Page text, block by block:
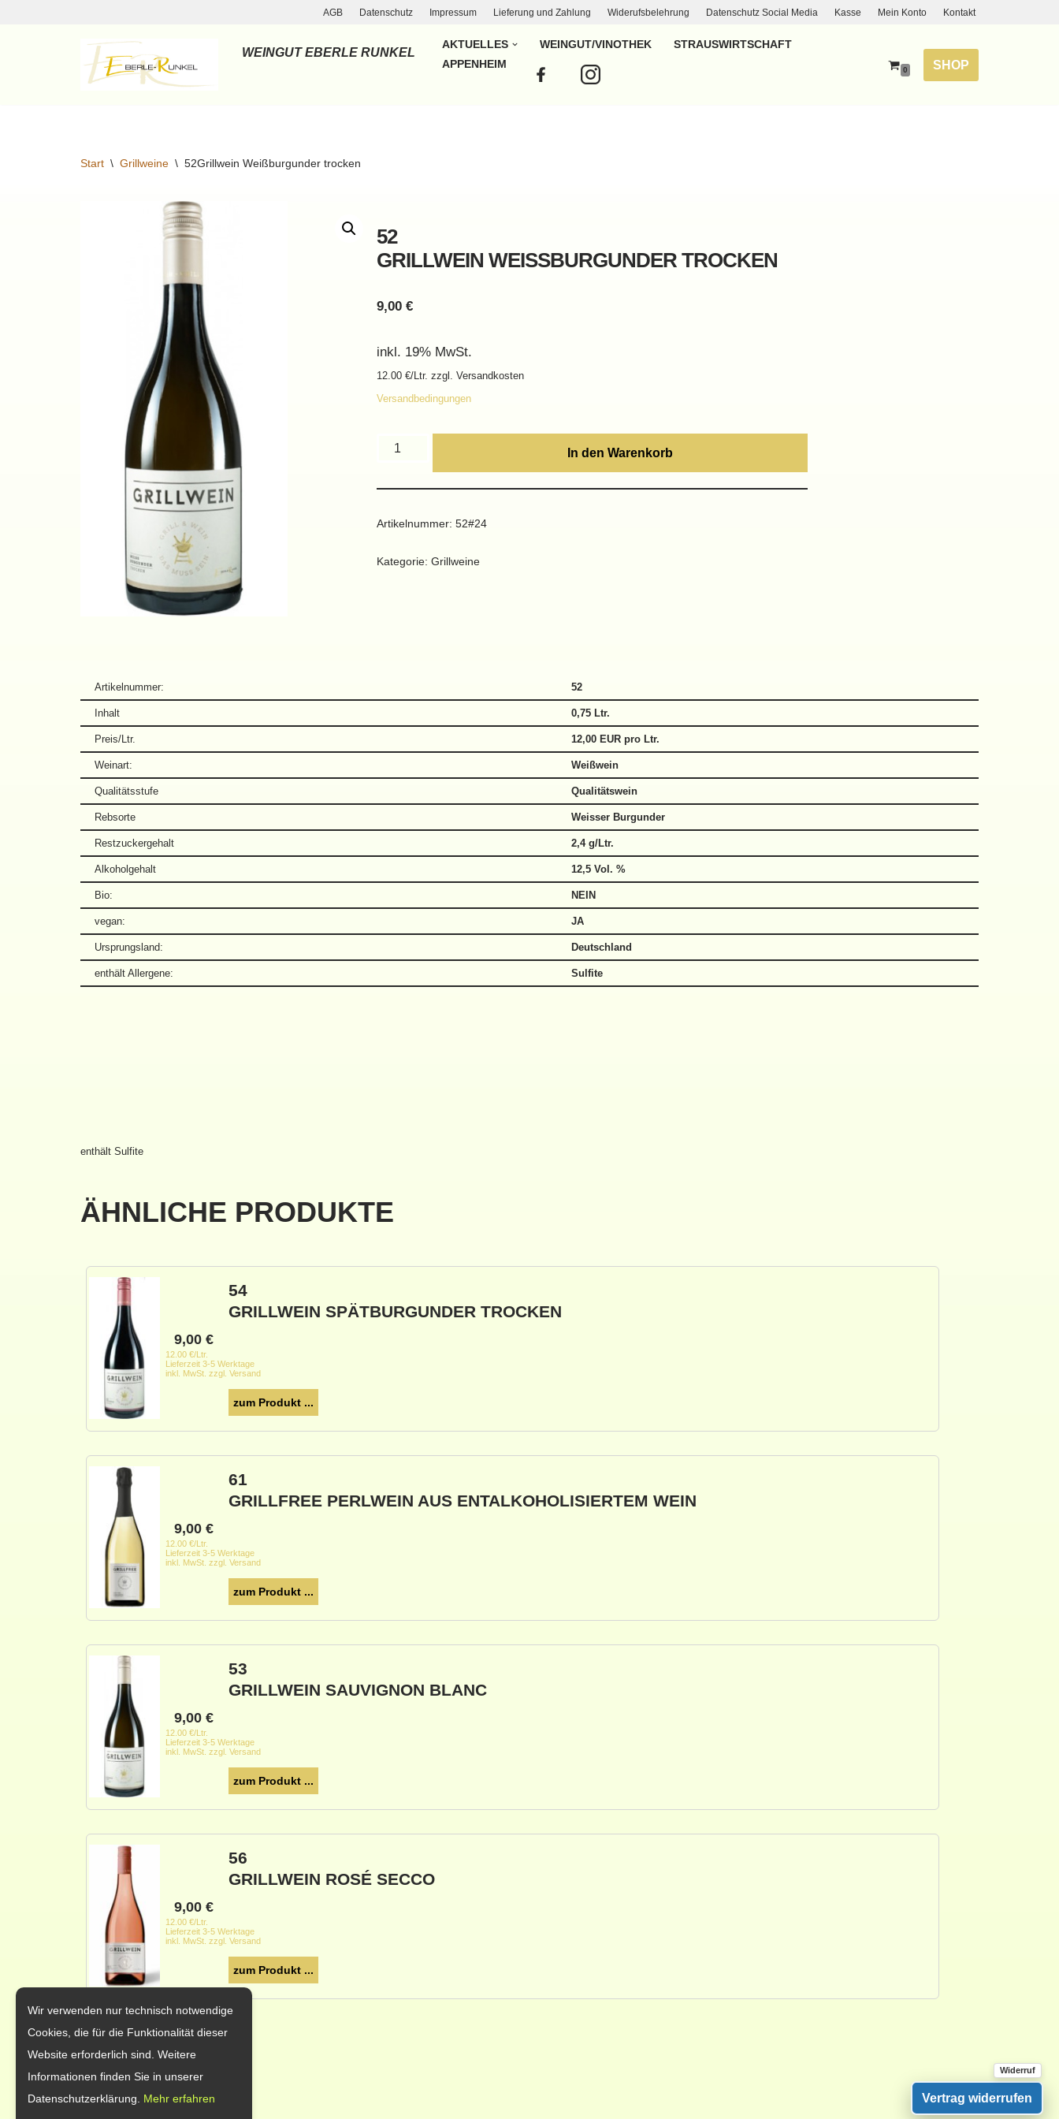
AGB Datenschutz Impressum Lieferung und Zahlung Widerufsbelehrung Datenschutz Social Media Kasse Mein Konto Kontakt
WEINGUT EBERLE RUNKEL
AKTUELLES WEINGUT/VINOTHEK
STRAUSWIRTSCHAFT
APPENHEIM
0 SHOP
Start \ Grillweine \ 52Grillwein Weißburgunder trocken
52
GRILLWEIN WEISSBURGUNDER TROCKEN
9,00€
inkl. 19% MwSt.
12.00 €/Ltr. zzgl. Versandkosten
Versandbedingungen
In den Warenkorb
Artikelnummer:52#24
Kategorie:Grillweine
Artikelnummer: 52
Inhalt 0,75 Ltr.
Preis/Ltr. 12,00 EUR pro Ltr.
Weinart: Weißwein
Qualitätsstufe Qualitätswein
Rebsorte Weisser Burgunder
Restzuckergehalt 2,4 g/Ltr.
Alkoholgehalt 12,5 Vol. %
Bio: NEIN
vegan: JA
Ursprungsland: Deutschland
enthält Allergene: Sulfite
enthält Sulfite
ÄHNLICHE PRODUKTE
54
GRILLWEIN SPÄTBURGUNDER TROCKEN
12.00 €/Ltr.
Lieferzeit 3-5 Werktage
inkl. MwSt. zzgl. Versand
9,00€
zum Produkt ...
61
GRILLFREE PERLWEIN AUS ENTALKOHOLISIERTEM WEIN
12.00 €/Ltr.
Lieferzeit 3-5 Werktage
inkl. MwSt. zzgl. Versand
9,00€
zum Produkt ...
53
GRILLWEIN SAUVIGNON BLANC
12.00 €/Ltr.
Lieferzeit 3-5 Werktage
inkl. MwSt. zzgl. Versand
9,00€
zum Produkt ...
56
GRILLWEIN ROSÉ SECCO
12.00 €/Ltr.
Lieferzeit 3-5 Werktage
inkl. MwSt. zzgl. Versand
9,00€
zum Produkt ...
Wir verwenden nur technisch notwendige
Cookies, die für die Funktionalität dieser
Website erforderlich sind. Weitere
Informationen finden Sie in unserer
Datenschutzerklärung.
Mehr erfahren Vertrag widerrufen